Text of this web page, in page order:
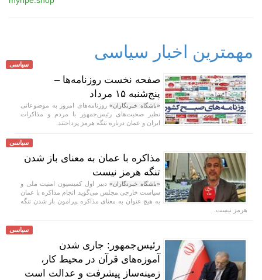
مهمترین اخبار سیاسی
سیاسی
صفحه نخست روزنامه‌ها –
پنج‌شنبه ۱۵ مرداد
«باشگاه خبرنگاران»روزنامه‌های امروز به موضوعاتی
نظیر صحبت‌های رئیس‌جمهور با مردم و مذاکرات
ایران و عمان درباره تنگه هرمز پرداختند.
سیاسی
مذاکره با عمان به معنای باز شدن
تنگه هرمز نیست
«باشگاه خبرنگاران»دبیر اول کمیسیون امنیت ملی و
سیاست خارجی مجلس می‌گوید انجام مذاکره با عمان
به هیچ عنوان به معنای مذاکره پیرامون باز شدن تنگه
هرمز نیست.
سیاسی
رئیس‌جمهور: جاری شدن
آموزه‌های قرآن در محیط کار،
زمینه‌ساز پیشرفت و عدالت است